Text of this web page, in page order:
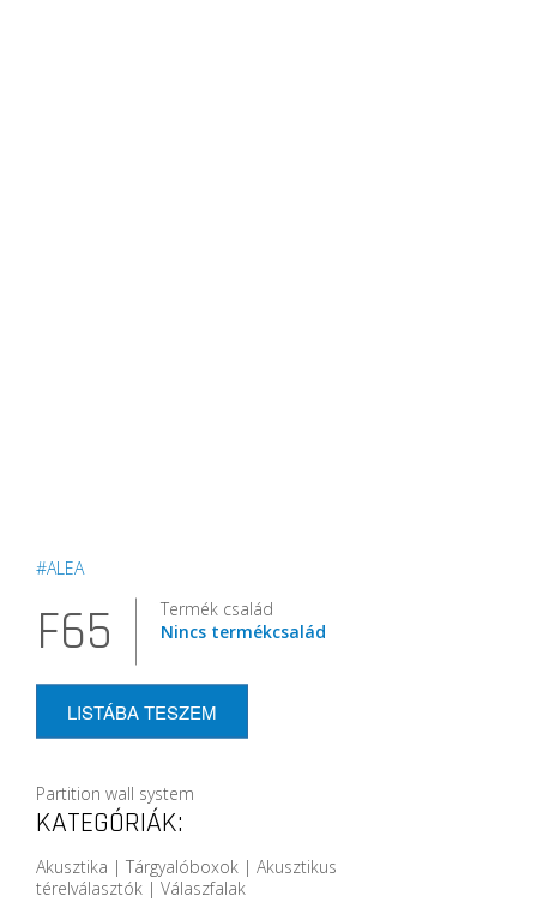
#ALEA
F65
Termék család
Nincs termékcsalád
LISTÁBA TESZEM
Partition wall system
KATEGÓRIÁK:
Akusztika | Tárgyalóboxok | Akusztikus
térelválasztók | Válaszfalak